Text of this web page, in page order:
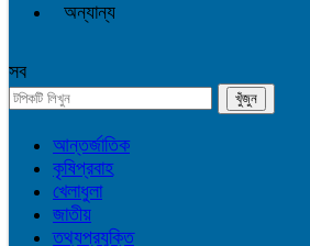
অন্যান্য
সব
আন্তর্জাতিক
কৃষিপ্রবাহ
খেলাধুলা
জাতীয়
তথ্যপ্রযুক্তি